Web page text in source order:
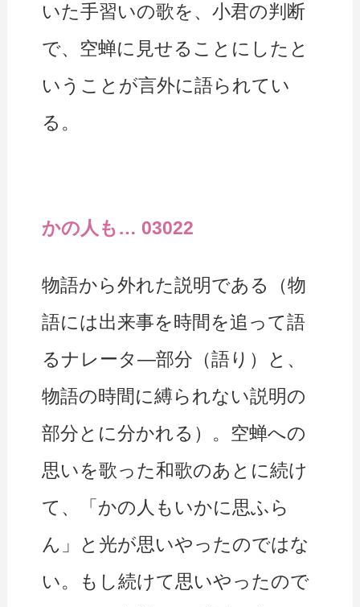
いた手習いの歌を、小君の判断
で、空蝉に見せることにしたと
いうことが言外に語られてい
る。
かの人も… 03022
物語から外れた説明である（物
語には出来事を時間を追って語
るナレータ―部分（語り）と、
物語の時間に縛られない説明の
部分とに分かれる）。空蝉への
思いを歌った和歌のあとに続け
て、「かの人もいかに思ふら
ん」と光が思いやったのではな
い。もし続けて思いやったので